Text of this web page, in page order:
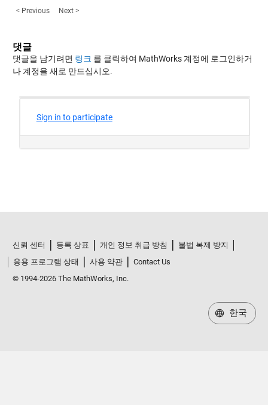
< Previous Next >
댓글
댓글을 남기려면 링크 를 클릭하여 MathWorks 계정에 로그인하거
나 계정을 새로 만드십시오.
신뢰 센터 등록 상표 개인 정보 취급 방침
불법 복제 방지
응용 프로그램 상태
사용 약관
Contact Us
© 1994-2026 The MathWorks, Inc.
한국